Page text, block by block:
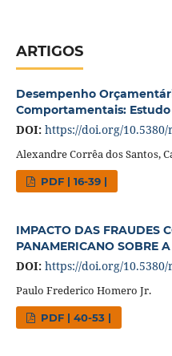
ARTIGOS
Desempenho
Comportamentais: Estudo
DOI: https://doi.org/10.5380/
Alexandre Corrêa dos Santos,
PDF | 16-39 |
IMPACTO DAS FRAUDES
PANAMERICANO SOBRE
DOI: https://doi.org/10.5380/
Paulo Frederico Homero Jr.
PDF | 40-53 |